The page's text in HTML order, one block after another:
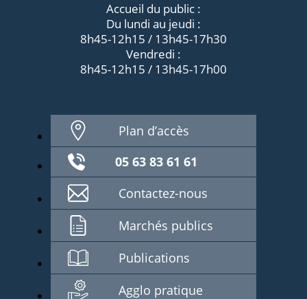
Accueil du public :
Du lundi au jeudi :
8h45-12h15 / 13h45-17h30
Vendredi :
8h45-12h15 / 13h45-17h00
Plan d’accès
05 63 83 61 61
Contactez-nous
Marchés publics
Publications
Agglo pratique